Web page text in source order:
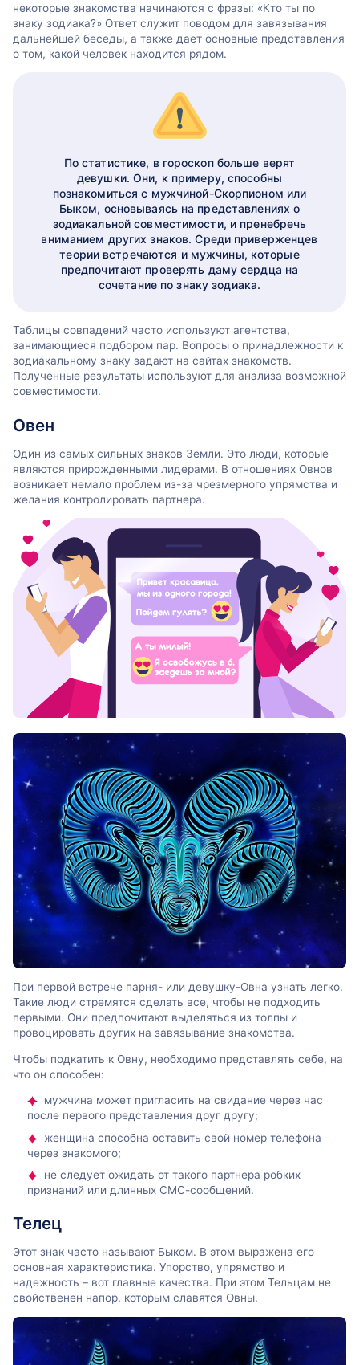
некоторые знакомства начинаются с фразы: «Кто ты по
знаку зодиака?» Ответ служит поводом для завязывания
дальнейшей беседы, а также дает основные представления
о том, какой человек находится рядом.
По статистике, в гороскоп больше верят
девушки. Они, к примеру, способны
познакомиться с мужчиной-Скорпионом или
Быком, основываясь на представлениях о
зодиакальной совместимости, и пренебречь
вниманием других знаков. Среди приверженцев
теории встречаются и мужчины, которые
предпочитают проверять даму сердца на
сочетание по знаку зодиака.
Таблицы совпадений часто используют агентства,
занимающиеся подбором пар. Вопросы о принадлежности к
зодиакальному знаку задают на сайтах знакомств.
Полученные результаты используют для анализа возможной
совместимости.
Овен
Один из самых сильных знаков Земли. Это люди, которые
являются прирожденными лидерами. В отношениях Овнов
возникает немало проблем из-за чрезмерного упрямства и
желания контролировать партнера.
При первой встрече парня- или девушку-Овна узнать легко.
Такие люди стремятся сделать все, чтобы не подходить
первыми. Они предпочитают выделяться из толпы и
провоцировать других на завязывание знакомства.
Чтобы подкатить к Овну, необходимо представлять себе, на
что он способен:
мужчина может пригласить на свидание через час
после первого представления друг другу;
женщина способна оставить свой номер телефона
через знакомого;
не следует ожидать от такого партнера робких
признаний или длинных СМС-сообщений.
Телец
Этот знак часто называют Быком. В этом выражена его
основная характеристика. Упорство, упрямство и
надежность – вот главные качества. При этом Тельцам не
свойственен напор, которым славятся Овны.